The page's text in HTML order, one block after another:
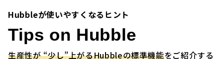
Hubbleが使いやすくなるヒント
Tips on Hubble
生産性が “少し”上がるHubbleの標準機能をご紹介する